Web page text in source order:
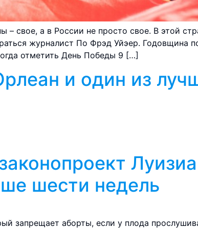
свое, а в России не просто свое. В этой
журналист По Фрэд Уйэер. Годовщина
отметить День Победы 9 […]
и один из
шести недель
запрещает аборты, если у плода